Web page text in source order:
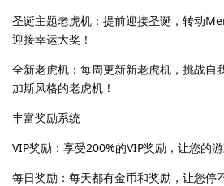
圣诞主题老虎机：提前迎接圣诞，转动
迎接幸运大奖！
全新老虎机：每周更新新老虎机，挑战自
加斯风格的老虎机！
丰富奖励系统
VIP奖励：享受200%的VIP奖励，让您的游
每日奖励：每天都有金币和奖励，让您停